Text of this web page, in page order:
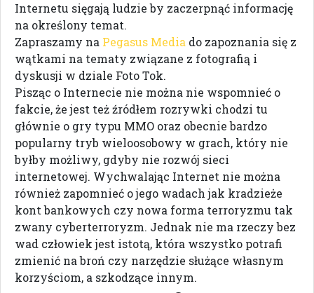
Internetu sięgają ludzie by zaczerpnąć informację
na określony temat.
Zapraszamy na Pegasus Media do zapoznania się z
wątkami na tematy związane z fotografią i
dyskusji w dziale Foto Tok.
Pisząc o Internecie nie można nie wspomnieć o
fakcie, że jest też źródłem rozrywki chodzi tu
głównie o gry typu MMO oraz obecnie bardzo
popularny tryb wieloosobowy w grach, który nie
byłby możliwy, gdyby nie rozwój sieci
internetowej. Wychwalając Internet nie można
również zapomnieć o jego wadach jak kradzieże
kont bankowych czy nowa forma terroryzmu tak
zwany cyberterroryzm. Jednak nie ma rzeczy bez
wad człowiek jest istotą, która wszystko potrafi
zmienić na broń czy narzędzie służące własnym
korzyściom, a szkodzące innym.